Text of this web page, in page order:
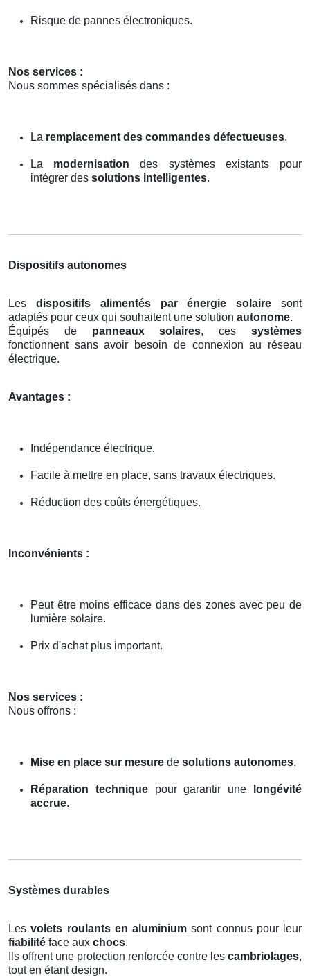
Risque de pannes électroniques.
Nos services :
Nous sommes spécialisés dans :
La remplacement des commandes défectueuses.
La modernisation des systèmes existants pour
intégrer des solutions intelligentes.
Dispositifs autonomes
Les dispositifs alimentés par énergie solaire sont
adaptés pour ceux qui souhaitent une solution autonome.
Équipés de panneaux solaires, cessystèmes
fonctionnent sans avoir besoin de connexion au réseau
électrique.
Avantages :
Indépendance électrique.
Facile à mettre en place, sans travaux électriques.
Réduction des coûts énergétiques.
Inconvénients :
Peut être moins efficace dans des zones avec peu de
lumière solaire.
Prix d'achat plus important.
Nos services :
Nous offrons :
Mise en place sur mesure de solutions autonomes.
Réparation techniquepour garantir une
longévité
accrue.
Systèmes durables
Lesvolets roulants en aluminium sont connus pour leur
fiabilité face aux chocs.
Ils offrent une protection renforcée contre les cambriolages,
tout en étant design.